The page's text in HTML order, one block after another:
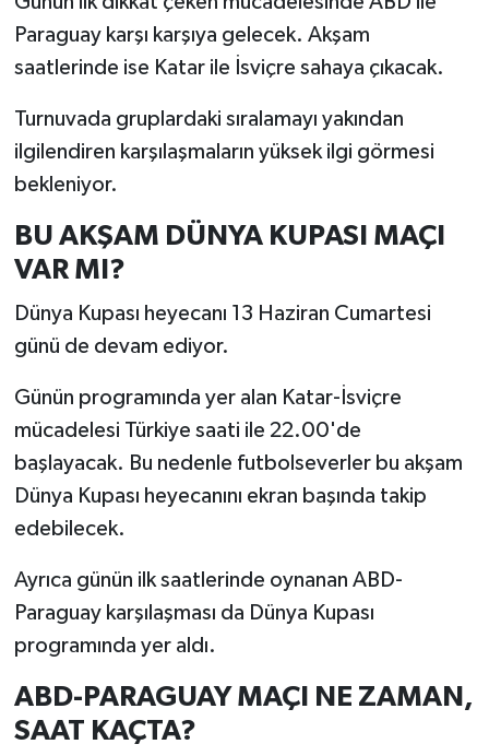
Paraguay karşı karşıya gelecek. Akşam
saatlerinde ise Katar ile İsviçre sahaya çıkacak.
Turnuvada gruplardaki sıralamayı yakından
ilgilendiren karşılaşmaların yüksek ilgi görmesi
bekleniyor.
BU AKŞAM DÜNYA KUPASI MAÇI
VAR MI?
Dünya Kupası heyecanı 13 Haziran Cumartesi
günü de devam ediyor.
Günün programında yer alan Katar-İsviçre
mücadelesi Türkiye saati ile 22.00'de
başlayacak. Bu nedenle futbolseverler bu akşam
Dünya Kupası heyecanını ekran başında takip
edebilecek.
Ayrıca günün ilk saatlerinde oynanan ABD-
Paraguay karşılaşması da Dünya Kupası
programında yer aldı.
ABD-PARAGUAY MAÇI NE ZAMAN,
SAAT KAÇTA?